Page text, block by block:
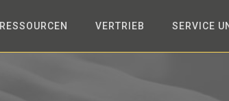
RESSOURCEN VERTRIEB SERVICE